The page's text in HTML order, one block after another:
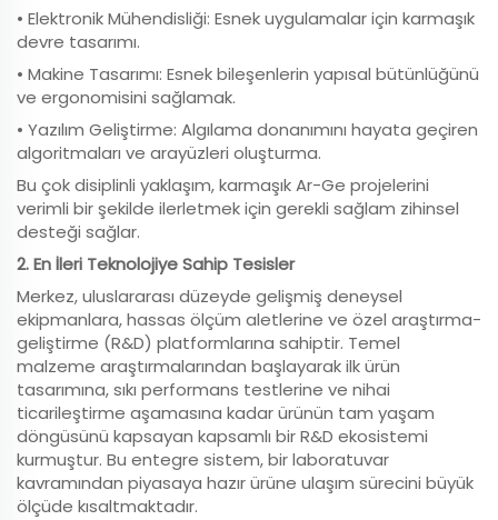
• Elektronik Mühendisliği: Esnek uygulamalar için karmaşık
devre tasarımı.
• Makine Tasarımı: Esnek bileşenlerin yapısal bütünlüğünü
ve ergonomisini sağlamak.
• Yazılım Geliştirme: Algılama donanımını hayata geçiren
algoritmaları ve arayüzleri oluşturma.
Bu çok disiplinli yaklaşım, karmaşık Ar-Ge projelerini
verimli bir şekilde ilerletmek için gerekli sağlam zihinsel
desteği sağlar.
2. En İleri Teknolojiye Sahip Tesisler
Merkez, uluslararası düzeyde gelişmiş deneysel
ekipmanlara, hassas ölçüm aletlerine ve özel araştırma-
geliştirme (R&D) platformlarına sahiptir. Temel
malzeme araştırmalarından başlayarak ilk ürün
tasarımına, sıkı performans testlerine ve nihai
ticarileştirme aşamasına kadar ürünün tam yaşam
döngüsünü kapsayan kapsamlı bir R&D ekosistemi
kurmuştur. Bu entegre sistem, bir laboratuvar
kavramından piyasaya hazır ürüne ulaşım sürecini büyük
ölçüde kısaltmaktadır.